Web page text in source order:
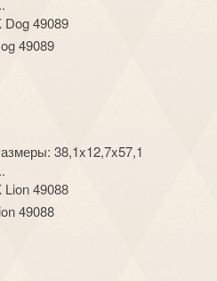
49089
38,1x12,7x57,1
49088